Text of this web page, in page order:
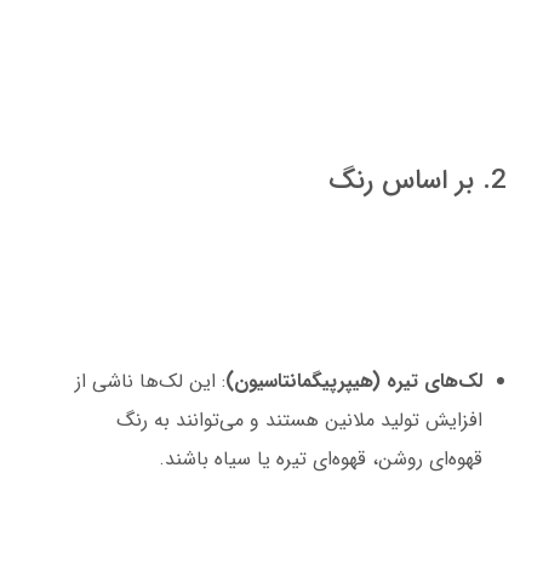
2. بر اساس رنگ
لک‌های تیره (هیپرپیگمانتاسیون): این لک‌ها ناشی از
افزایش تولید ملانین هستند و می‌توانند به رنگ
قهوه‌ای روشن، قهوه‌ای تیره یا سیاه باشند.